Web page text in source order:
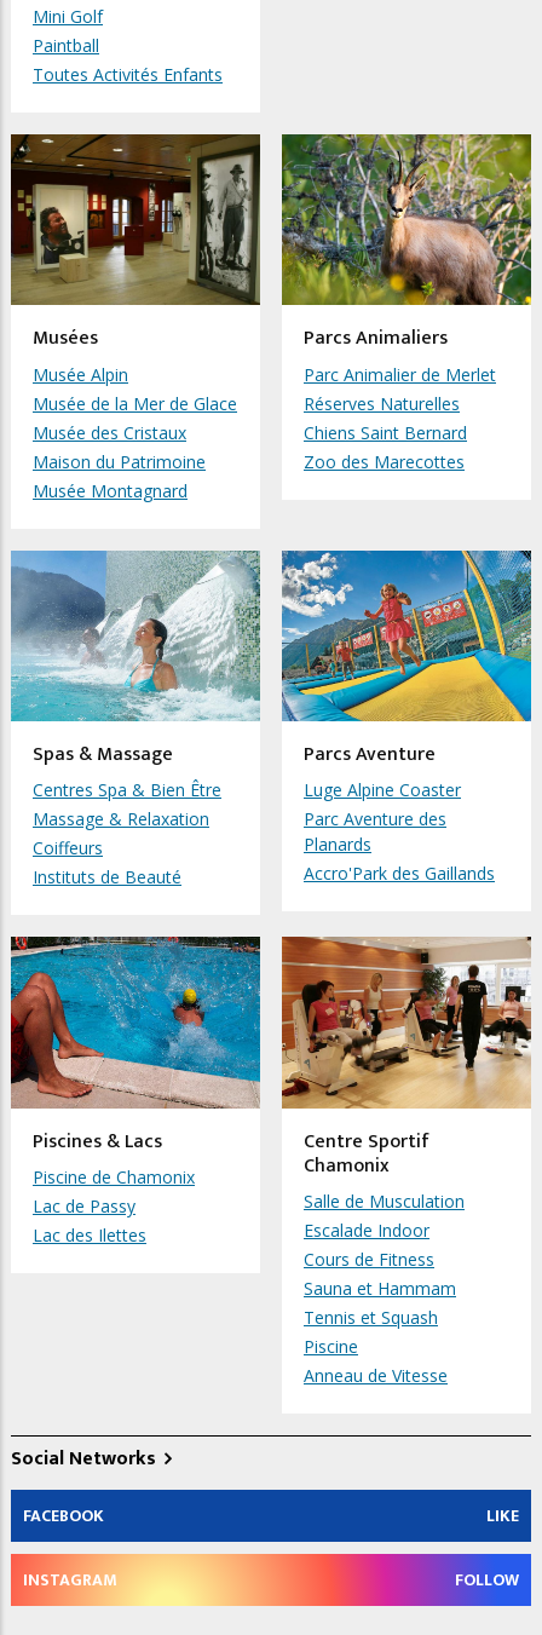
Mini Golf
Paintball
Toutes Activités Enfants
Musées
Musée Alpin
Musée de la Mer de Glace
Musée des Cristaux
Maison du Patrimoine
Musée Montagnard
Parcs Animaliers
Parc Animalier de Merlet
Réserves Naturelles
Chiens Saint Bernard
Zoo des Marecottes
Spas & Massage
Centres Spa & Bien Être
Massage & Relaxation
Coiffeurs
Instituts de Beauté
Parcs Aventure
Luge Alpine Coaster
Parc Aventure des
Planards
Accro'Park des Gaillands
Piscines & Lacs
Piscine de Chamonix
Lac de Passy
Lac des Ilettes
Centre Sportif
Chamonix
Salle de Musculation
Escalade Indoor
Cours de Fitness
Sauna et Hammam
Tennis et Squash
Piscine
Anneau de Vitesse
Social Networks
FACEBOOK LIKE
INSTAGRAM FOLLOW